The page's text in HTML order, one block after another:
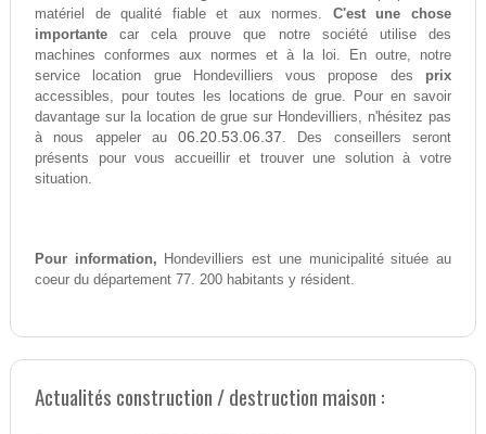
matériel de qualité fiable et aux normes. C'est une chose
importantecar cela prouve que notre société utilise des
machines conformes aux normes et à la loi. En outre, notre
service location grue Hondevilliers vous propose des prix
accessibles, pour toutes les locations de grue. Pour en savoir
davantage sur la location de grue sur Hondevilliers, n'hésitez pas
à nous appeler au06.20.53.06.37. Des conseillers seront
présents pour vous accueillir et trouver une solution à votre
situation.
Pour information, Hondevilliers est une municipalité située au
coeur du département 77. 200 habitants y résident.
Actualités construction / destruction maison :